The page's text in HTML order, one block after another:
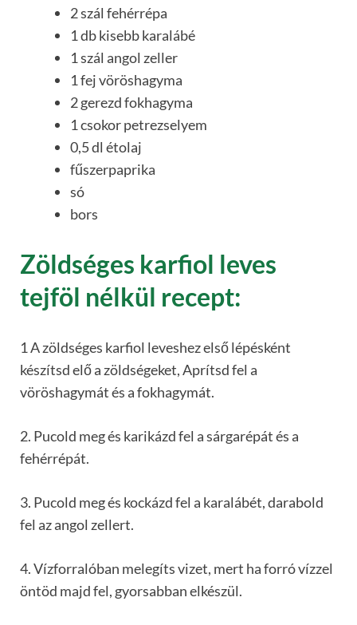
2 szál fehérrépa
1 db kisebb karalábé
1 szál angol zeller
1 fej vöröshagyma
2 gerezd fokhagyma
1 csokor petrezselyem
0,5 dl étolaj
fűszerpaprika
só
bors
Zöldséges karfiol leves
tejföl nélkül recept:
1 A zöldséges karfiol leveshez első lépésként
készítsd elő a zöldségeket, Aprítsd fel a
vöröshagymát és a fokhagymát.
2. Pucold meg és karikázd fel a sárgarépát és a
fehérrépát.
3. Pucold meg és kockázd fel a karalábét, darabold
fel az angol zellert.
4. Vízforralóban melegíts vizet, mert ha forró vízzel
öntöd majd fel, gyorsabban elkészül.